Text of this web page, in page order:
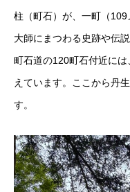
柱（町石）が、一町（
大師にまつわる史跡や伝説
町石道の120町石付近に
えています。ここから丹
す。